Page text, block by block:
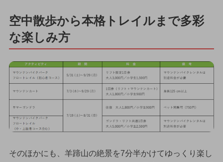
空中散歩から本格トレイルまで多彩
な楽しみ方
そのほかにも、羊蹄山の絶景を7分半かけてゆっくり楽し